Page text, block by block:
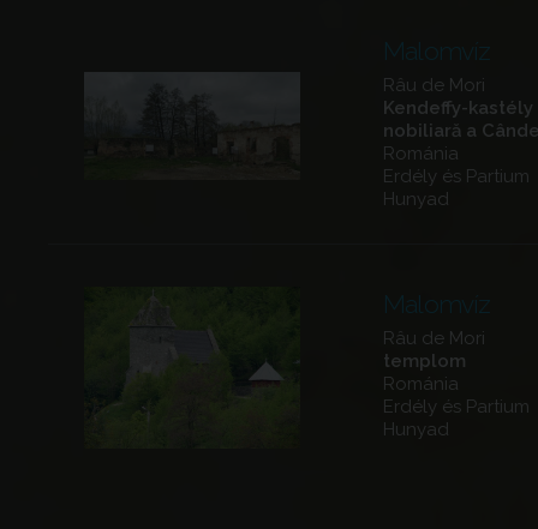
Malomvíz
Râu de Mori
Kendeffy-kastély
nobiliară a
Románia
Erdély és Partium
Hunyad
Malomvíz
Râu de Mori
templom
Románia
Erdély és Partium
Hunyad